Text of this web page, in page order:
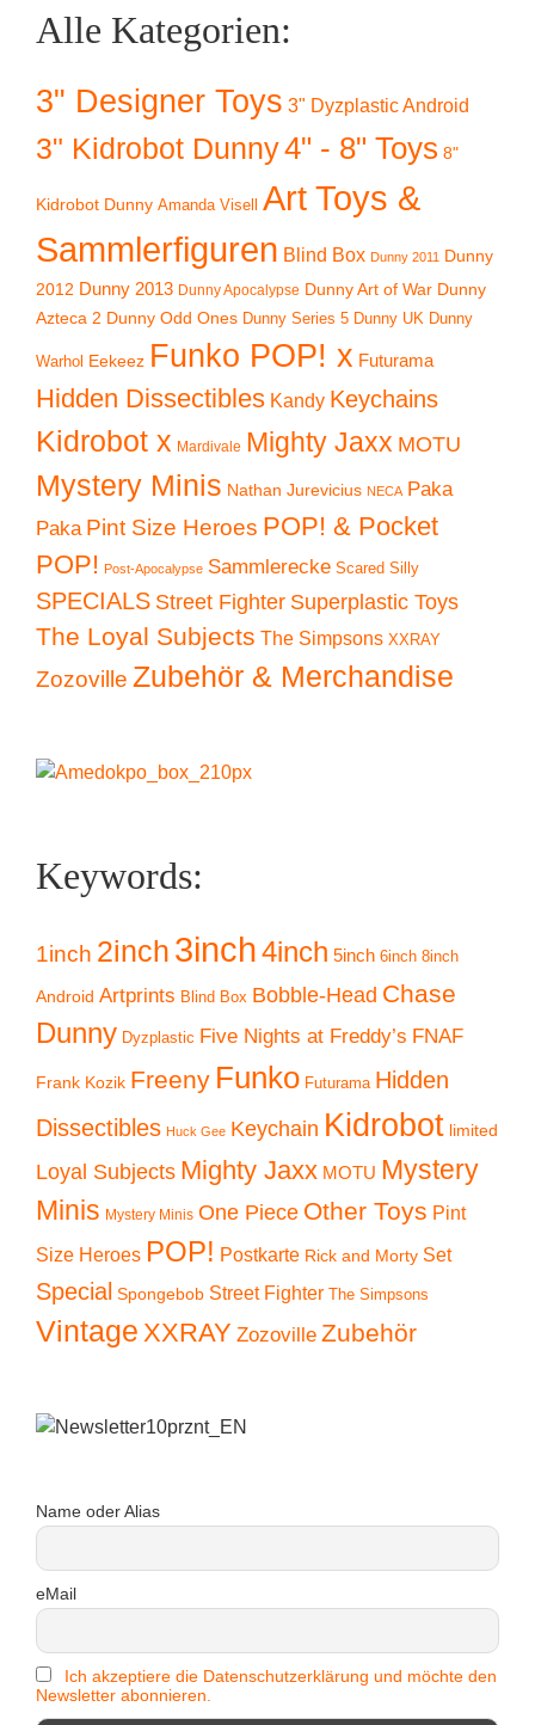
Alle Kategorien:
3" Designer Toys 3" Dyzplastic Android
3" Kidrobot Dunny4" - 8" Toys 8"
Kidrobot Dunny Amanda Visell
Art Toys &
Sammlerfiguren Blind Box Dunny 2011 Dunny
2012 Dunny 2013 Dunny Apocalypse Dunny Art of War Dunny
Azteca 2 Dunny Odd Ones Dunny Series 5 Dunny UK Dunny
Warhol Eekeez Funko POP! x Futurama
Hidden Dissectibles Kandy Keychains
Kidrobot x Mardivale Mighty Jaxx MOTU
Mystery Minis Nathan Jurevicius NECA Paka
Paka Pint Size Heroes POP! & Pocket
POP! Post-Apocalypse Sammlerecke Scared Silly
SPECIALS Street Fighter Superplastic Toys
The Loyal Subjects The Simpsons XXRAY
Zozoville Zubehör & Merchandise
Keywords:
1inch 2inch 3inch4inch 5inch 6inch 8inch
Android Artprints Blind Box Bobble-Head Chase
Dunny Dyzplastic Five Nights at Freddy’s FNAF
Frank Kozik Freeny Funko Futurama Hidden
Dissectibles Huck Gee Keychain Kidrobot limited
Loyal Subjects Mighty Jaxx MOTU Mystery
Minis Mystery Minis One Piece Other Toys Pint
Size Heroes POP! Postkarte Rick and Morty Set
Special Spongebob Street Fighter The Simpsons
Vintage XXRAY Zozoville Zubehör
Name oder Alias
eMail
Ich akzeptiere die Datenschutzerklärung und möchte den
Newsletter abonnieren.